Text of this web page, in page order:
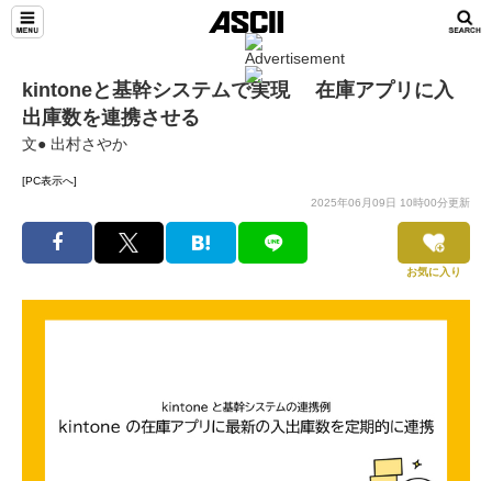
kintoneと基幹システムで実現 在庫アプリに入
出庫数を連携させる
文● 出村さやか
[PC表示へ]
2025年06月09日 10時00分更新
お気に入り